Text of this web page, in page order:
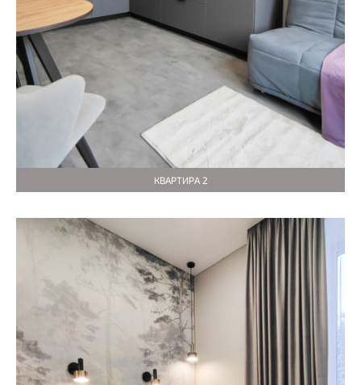
КВАРТИРА 2